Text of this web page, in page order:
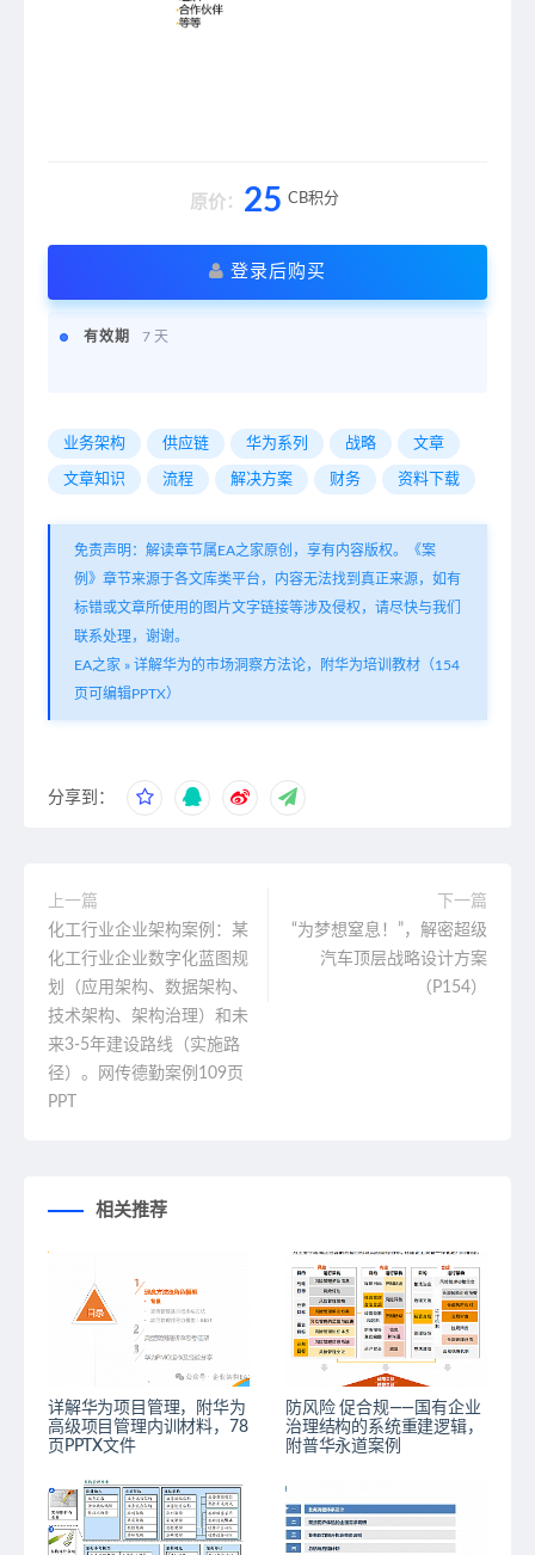
原价： 25 CB积分
登录后购买
有效期 7 天
业务架构 供应链 华为系列 战略 文章
文章知识 流程 解决方案 财务 资料下载
免责声明：解读章节属EA之家原创，享有内容版权。《案
例》章节来源于各文库类平台，内容无法找到真正来源，如有
标错或文章所使用的图片文字链接等涉及侵权，请尽快与我们
联系处理，谢谢。
EA之家 » 详解华为的市场洞察方法论，附华为培训教材（154
页可编辑PPTX）
分享到：
上一篇
化工行业企业架构案例：某
化工行业企业数字化蓝图规
划（应用架构、数据架构、
技术架构、架构治理）和未
来3-5年建设路线（实施路
径）。网传德勤案例109页
PPT
下一篇
“为梦想窒息！”，解密超级
汽车顶层战略设计方案
（P154）
相关推荐
详解华为项目管理，附华为
高级项目管理内训材料，78
页PPTX文件
防风险 促合规——国有企业
治理结构的系统重建逻辑，
附普华永道案例